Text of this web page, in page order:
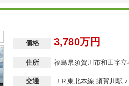
価格 3,780万円
住所 福島県須賀川市和田字立
交通
ＪＲ東北本線 須賀川駅